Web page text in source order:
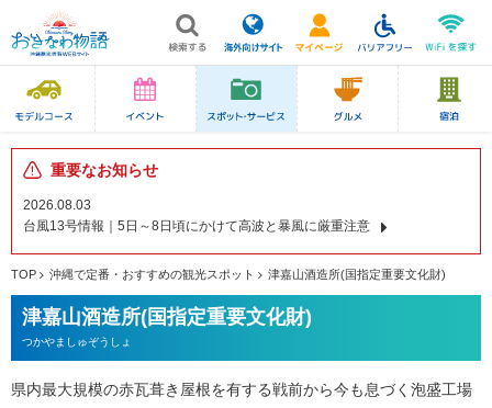
重要なお知らせ
2026.08.03
台風13号情報｜5日～8日頃にかけて高波と暴風に厳重注意
TOP 沖縄で定番・おすすめの観光スポット 津嘉山酒造所(国指定重要文化財)
津嘉山酒造所(国指定重要文化財)
つかやましゅぞうしょ
県内最大規模の赤瓦葺き屋根を有する戦前から今も息づく泡盛工場